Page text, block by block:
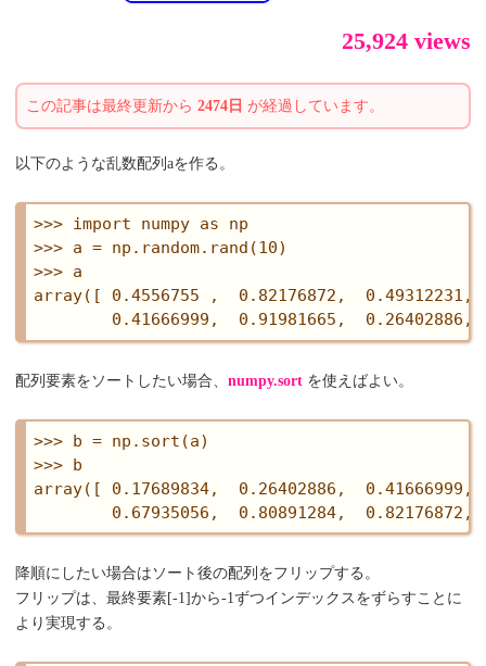
25,924 views
この記事は最終更新から 2474日 が経過しています。
以下のような乱数配列aを作る。
>>> import numpy as np
>>> a = np.random.rand(10)
>>> a
array([ 0.4556755 ,  0.82176872,  0.49312231,
配列要素をソートしたい場合、 numpy.sort を使えばよい。
>>> b = np.sort(a)
>>> b
array([ 0.17689834,  0.26402886,  0.41666999,
降順にしたい場合はソート後の配列をフリップする。
フリップは、最終要素[-1]から-1ずつインデックスをずらすことに
より実現する。